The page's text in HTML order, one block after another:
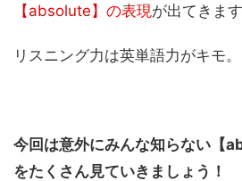
【absolute】 の表現が出てきます
リスニング力は英単語力がキモ。
今回は意外にみんな知らない【
をたくさん見ていきましょう！